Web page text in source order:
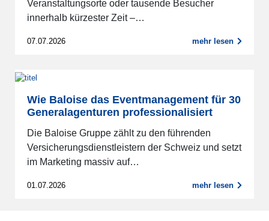
Veranstaltungsorte oder tausende Besucher
innerhalb kürzester Zeit –…
07.07.2026 mehr lesen
Wie Baloise das Eventmanagement für 30
Generalagenturen professionalisiert
Die Baloise Gruppe zählt zu den führenden
Versicherungsdienstleistern der Schweiz und setzt
im Marketing massiv auf…
01.07.2026 mehr lesen